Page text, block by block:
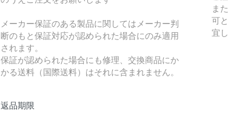
メーカー保証のある製品に関してはメーカー判
断のもと保証対応が認められた場合にのみ適用
されます。
保証が認められた場合にも修理、交換商品にか
かる送料（国際送料）はそれに含まれません。
返品期限
ま
可
宜